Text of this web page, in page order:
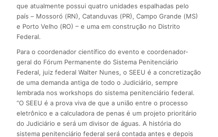
que atualmente possui quatro unidades espalhadas pelo
país – Mossoró (RN), Catanduvas (PR), Campo Grande (MS)
e Porto Velho (RO) – e uma em construção no Distrito
Federal.
Para o coordenador científico do evento e coordenador-
geral do Fórum Permanente do Sistema Penitenciário
Federal, juiz federal Walter Nunes, o SEEU é a concretização
de uma demanda antiga de todo o Judiciário, sempre
lembrada nos workshops do sistema penitenciário federal.
“O SEEU é a prova viva de que a união entre o processo
eletrônico e a calculadora de penas é um projeto prioritário
do Judiciário e será um divisor de águas. A história do
sistema penitenciário federal será contada antes e depois